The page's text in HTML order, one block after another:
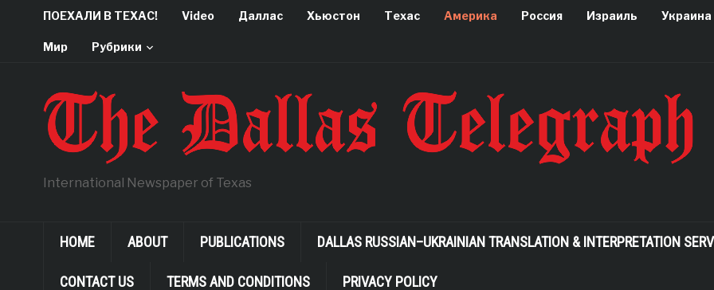
ПОЕХАЛИ В ТЕХАС! Video Даллас Хьюстон Техас Америка Россия Израиль Украина
Мир Рубрики
International Newspaper of Texas
HOME ABOUT PUBLICATIONS DALLAS RUSSIAN–UKRAINIAN TRANSLATION & INTERPRETATION
CONTACT US TERMS AND CONDITIONS PRIVACY POLICY